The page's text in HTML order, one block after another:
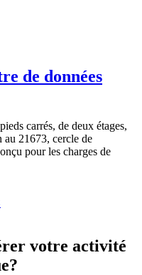
de données
carrés, de deux étages,
au 21673, cercle de
pour les charges de
votre activité